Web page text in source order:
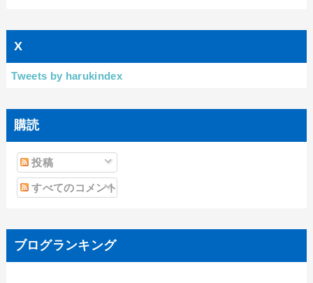
X
Tweets by harukindex
購読
投稿
すべてのコメント
ブログランキング